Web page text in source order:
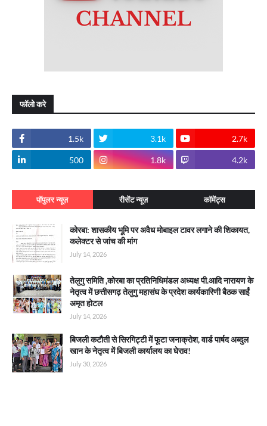
फॉलो करे
1.5k 3.1k 2.7k
500 1.8k 4.2k
पॉपुलर न्यूज़ रीसेंट न्यूज़ कॉमेंट्स
कोरबा: शासकीय भूमि पर अवैध मोबाइल टावर लगाने की शिकायत,
कलेक्टर से जांच की मांग
July 14, 2026
तेलुगु समिति ,कोरबा का प्रतिनिधिमंडल अध्यक्ष पी.आदि नारायण के
नेतृत्व में छत्तीसगढ़ तेलुगु महासंघ के प्रदेश कार्यकारिणी बैठक साईं
अमृत होटल
July 14, 2026
बिजली कटौती से सिरगिट्टी में फूटा जनाक्रोश, वार्ड पार्षद अब्दुल
खान के नेतृत्व में बिजली कार्यालय का घेराव!
July 30, 2026